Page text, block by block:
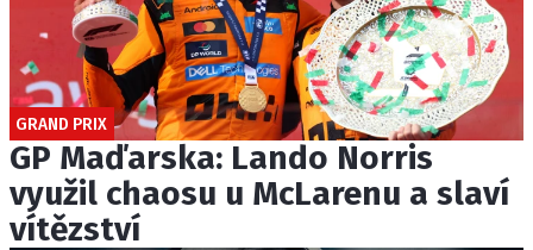
GRAND PRIX
GP Maďarska: Lando Norris
využil chaosu u McLarenu a slaví
vítězství